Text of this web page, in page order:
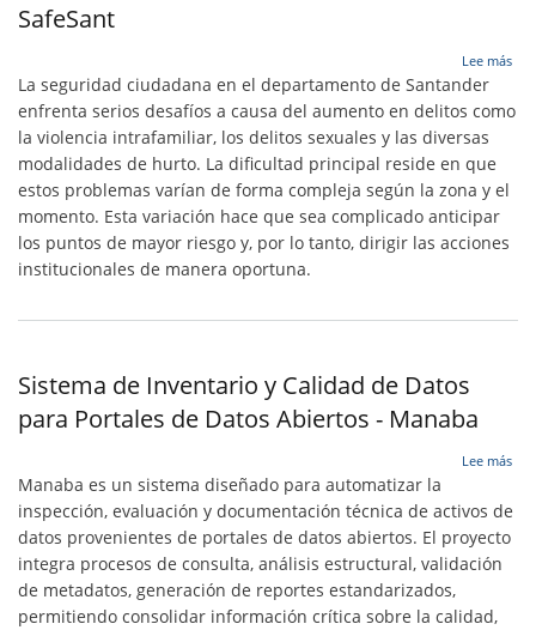
SafeSant
Lee más
La seguridad ciudadana en el departamento de Santander
enfrenta serios desafíos a causa del aumento en delitos como
la violencia intrafamiliar, los delitos sexuales y las diversas
modalidades de hurto. La dificultad principal reside en que
estos problemas varían de forma compleja según la zona y el
momento. Esta variación hace que sea complicado anticipar
los puntos de mayor riesgo y, por lo tanto, dirigir las acciones
institucionales de manera oportuna.
Sistema de Inventario y Calidad de Datos
para Portales de Datos Abiertos - Manaba
Lee más
Manaba es un sistema diseñado para automatizar la
inspección, evaluación y documentación técnica de activos de
datos provenientes de portales de datos abiertos. El proyecto
integra procesos de consulta, análisis estructural, validación
de metadatos, generación de reportes estandarizados,
permitiendo consolidar información crítica sobre la calidad,